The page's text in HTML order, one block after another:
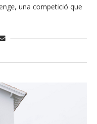
una competició que